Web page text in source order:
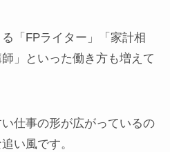
「FPライター」「家計相
」といった働き方も増えて
仕事の形が広がっているの
い風です。